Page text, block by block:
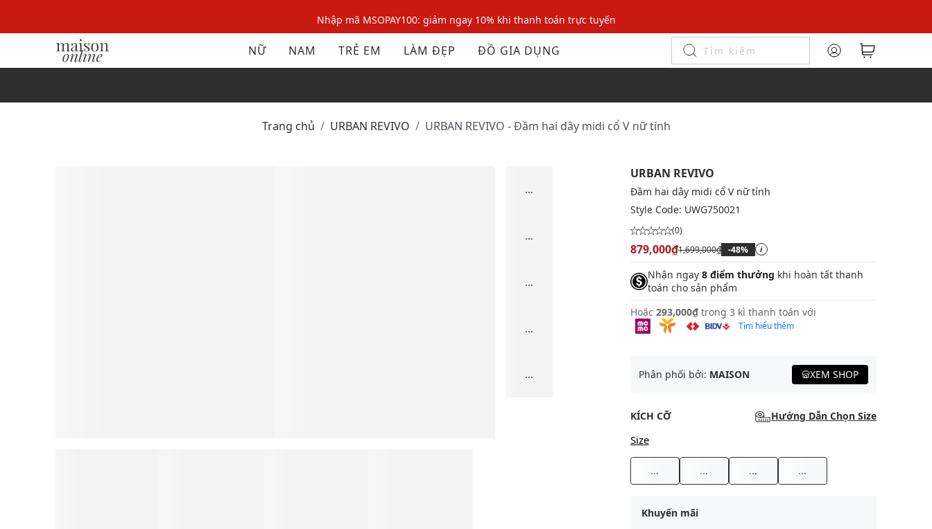
Nhập mã MSOPAY100: giảm ngay 10% khi thanh toán trực tuyến
Nhập mã: MSOXINCHAO - Giảm 10% đơn đầu cho thành viên mới!
Nhập mã MSOPAY100: giảm ngay 10% khi thanh toán trực tuyến
NỮ NAM TRẺ EM LÀM ĐẸP ĐỒ GIA DỤNG
Trang chủ URBAN REVIVO URBAN REVIVO - Đầm hai dây midi cổ V nữ tính
...
...
...
...
...
URBAN REVIVO
Đầm hai dây midi cổ V nữ tính
Style Code: UWG750021
(0)
879,000₫1,699,000₫ -48% i
Nhận ngay 8 điểm thưởng khi hoàn tất thanh
toán cho sản phẩm
Hoặc 293,000₫ trong 3 kì thanh toán với
Tìm hiểu thêm
Phân phối bởi: MAISON XEM SHOP
KÍCH CỠ Hướng Dẫn Chọn Size
Size
... ... ... ...
Khuyến mãi